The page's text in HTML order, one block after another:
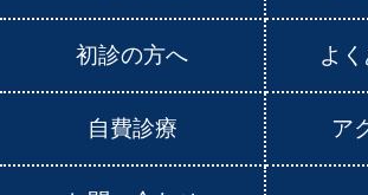
初診の方へ よ
自費診療 ア